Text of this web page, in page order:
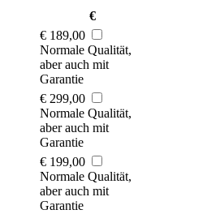
€
€ 189,00
Normale Qualität,
aber auch mit
Garantie
€ 299,00
Normale Qualität,
aber auch mit
Garantie
€ 199,00
Normale Qualität,
aber auch mit
Garantie